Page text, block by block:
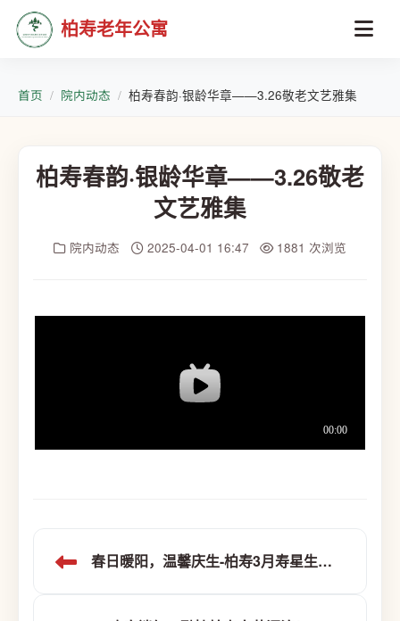
柏寿老年公寓
首页 院内动态 柏寿春韵·银龄华章——3.26敬老文艺雅集
柏寿春韵·银龄华章——3.26敬老
文艺雅集
院内动态 2025-04-01 16:47 1881 次浏览
春日暖阳，温馨庆生-柏寿3月寿星生日会